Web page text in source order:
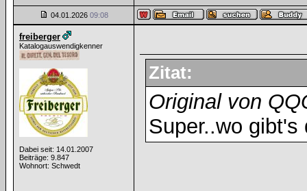
04.01.2026 09:08
freiberger
Katalogauswendigkenner
Dabei seit: 14.01.2007
Beiträge: 9.847
Wohnort: Schwedt
Zitat:
Original von
Super..wo gibt's